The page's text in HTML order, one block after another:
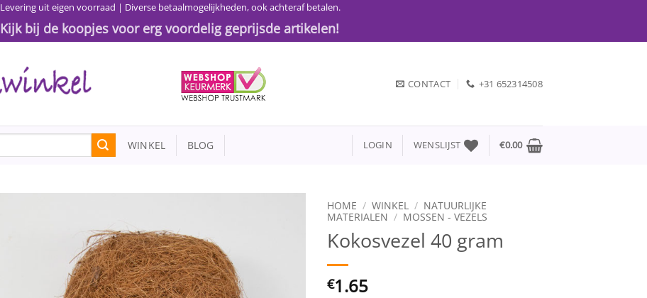
Levering uit eigen voorraad | Diverse betaalmogelijkheden, ook achteraf betalen.
Kijk bij de koopjes voor erg voordelig geprijsde artikelen!
CONTACT +31 652314508
WINKEL BLOG LOGIN WENSLIJST €0.00
HOME / WINKEL / NATUURLIJKE
MATERIALEN / MOSSEN - VEZELS
Kokosvezel 40 gram
€1.65